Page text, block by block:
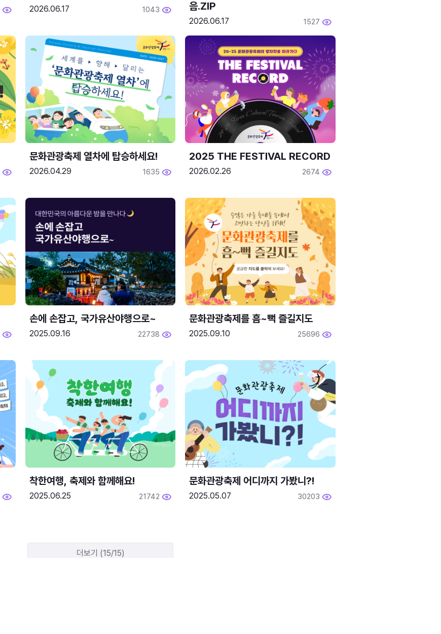
2026.06.17 1043
음.ZIP
2026.06.17 1527
문화관광축제 열차에 탑승하세요!
2026.04.29 1635
2025 THE FESTIVAL RECORD
2026.02.26 2674
손에 손잡고, 국가유산야행으로~
2025.09.16 22738
문화관광축제를 흠~뻑 즐길지도
2025.09.10 25696
착한여행, 축제와 함께해요!
2025.06.25 21742
문화관광축제 어디까지 가봤니?!
2025.05.07 30203
더보기 (15/15)